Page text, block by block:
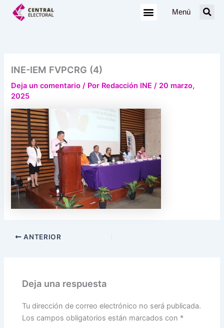
Menú
INE-IEM FVPCRG (4)
Deja un comentario / Por Redacción INE/ 20 marzo,
2025
ANTERIOR
Deja una respuesta
Tu dirección de correo electrónico no será publicada.
Los campos obligatorios están marcados con *